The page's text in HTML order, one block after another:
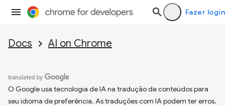
Fazer login
Docs AI on Chrome
O Google usa tecnologia de IA na tradução de conteúdos para
seu idioma de preferência. As traduções com IA podem ter erros.